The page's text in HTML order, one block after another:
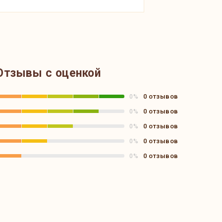
с оценкой
0% 0 отзывов
0% 0 отзывов
0% 0 отзывов
0% 0 отзывов
0% 0 отзывов